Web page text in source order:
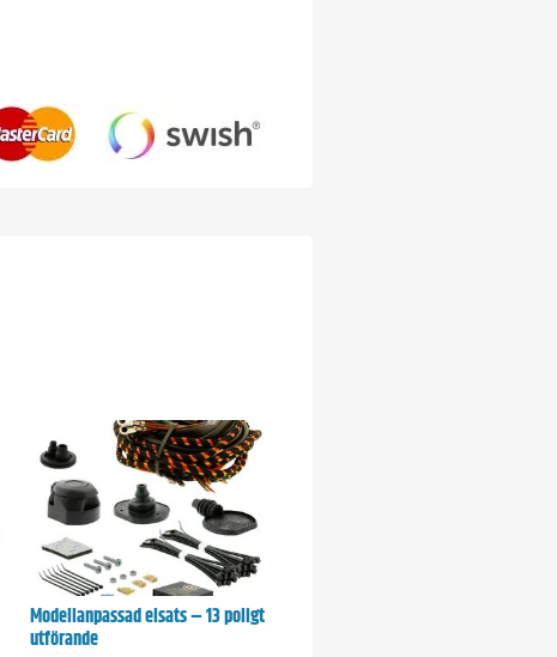
Modellanpassad elsats – 13 poligt
utförande